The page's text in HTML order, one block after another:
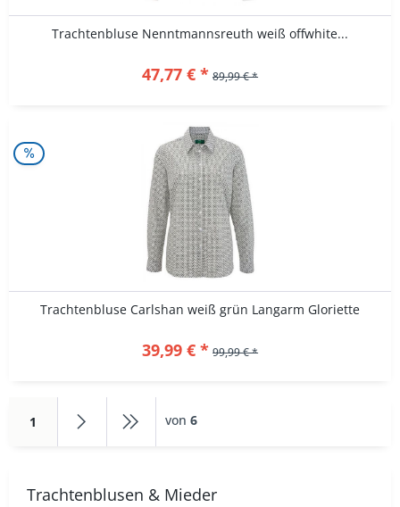
Trachtenbluse Nenntmannsreuth weiß offwhite...
47,77 € * 89,99 € *
Trachtenbluse Carlshan weiß grün Langarm Gloriette
39,99 € * 99,99 € *
1 von 6
Trachtenblusen & Mieder